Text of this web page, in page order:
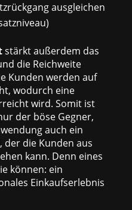
ausgleichen
stärkt außerdem das
die Reichweite
Kunden werden auf
wodurch eine
wird. Somit ist
der böse Gegner,
auch ein
die Kunden aus
kann. Denn eines
können: ein
Einkaufserlebnis